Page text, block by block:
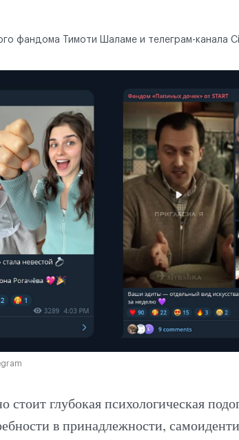
фандома Тимоти Шаламе и телеграм-канала
стоит глубокая психологическая
в принадлежности,